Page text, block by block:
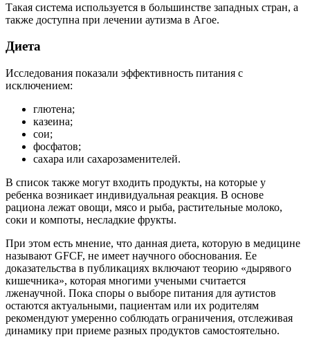
Такая система используется в большинстве западных стран, а
также доступна при лечении аутизма в Агое.
Диета
Исследования показали эффективность питания с
исключением:
глютена;
казеина;
сои;
фосфатов;
сахара или сахарозаменителей.
В список также могут входить продукты, на которые у
ребенка возникает индивидуальная реакция. В основе
рациона лежат овощи, мясо и рыба, растительные молоко,
соки и компоты, несладкие фрукты.
При этом есть мнение, что данная диета, которую в медицине
называют GFCF, не имеет научного обоснования. Ее
доказательства в публикациях включают теорию «дырявого
кишечника», которая многими учеными считается
лженаучной. Пока споры о выборе питания для аутистов
остаются актуальными, пациентам или их родителям
рекомендуют умеренно соблюдать ограничения, отслеживая
динамику при приеме разных продуктов самостоятельно.